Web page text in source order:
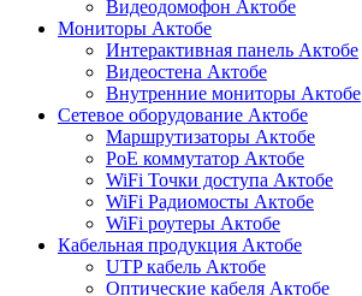
Видеодомофон Актобе
Мониторы Актобе
Интерактивная панель Актобе
Видеостена Актобе
Внутренние мониторы Актобе
Сетевое оборудование Актобе
Маршрутизаторы Актобе
PoE коммутатор Актобе
WiFi Точки доступа Актобе
WiFi Радиомосты Актобе
WiFi роутеры Актобе
Кабельная продукция Актобе
UTP кабель Актобе
Оптические кабеля Актобе